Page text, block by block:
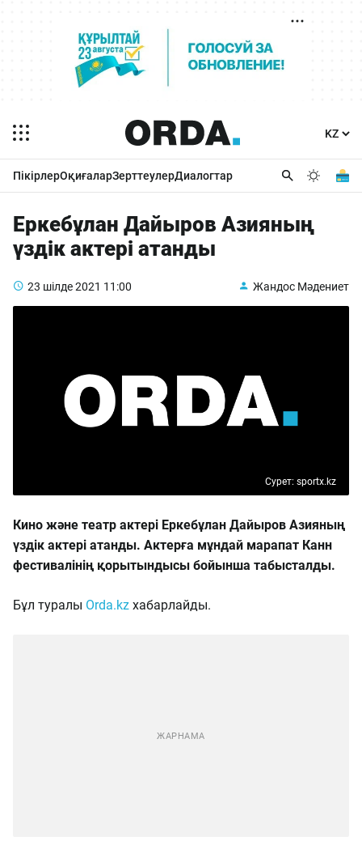
ПікірлерОқиғаларЗерттеулерДиалогтар
Еркебұлан Дайыров Азияның
үздік актері атанды
23 шілде 2021 11:00 Жандос Мәдениет
Сурет: sportx.kz
Кино және театр актері Еркебұлан Дайыров Азияның
үздік актері атанды. Актерға мұндай марапат Канн
фестивалінің қорытындысы бойынша табысталды.
Бұл туралы Orda.kz хабарлайды.